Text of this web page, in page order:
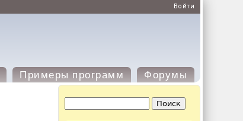
Войти
Примеры программ Форумы